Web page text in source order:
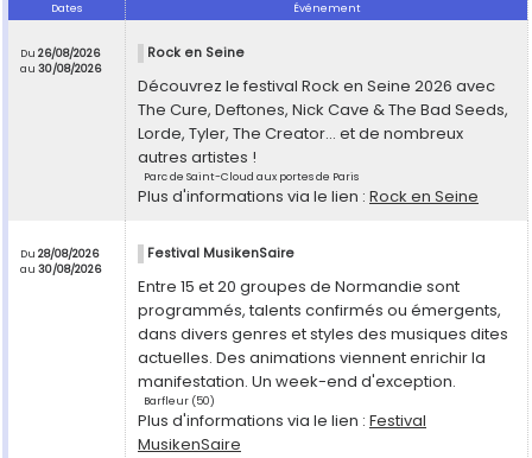
Dates Événement
Du 26/08/2026
au 30/08/2026
Rock en Seine
Découvrez le festival Rock en Seine 2026 avec
The Cure, Deftones, Nick Cave & The Bad Seeds,
Lorde, Tyler, The Creator... et de nombreux
autres artistes !
Parc de Saint-Cloud aux portes de Paris
Plus d'informations via le lien : Rock en Seine
Du 28/08/2026
au 30/08/2026
Festival MusikenSaire
Entre 15 et 20 groupes de Normandie sont
programmés, talents confirmés ou émergents,
dans divers genres et styles des musiques dites
actuelles. Des animations viennent enrichir la
manifestation. Un week-end d'exception.
Barfleur (50)
Plus d'informations via le lien : Festival
MusikenSaire